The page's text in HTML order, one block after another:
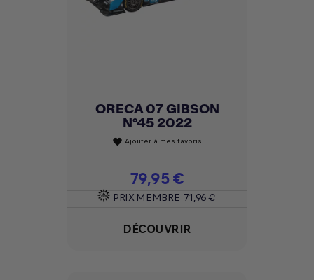
ORECA 07 GIBSON
N°45 2022
favorite Ajouter à mes favoris
Prix
79,95 €
PRIX MEMBRE 71,96 €
DÉCOUVRIR